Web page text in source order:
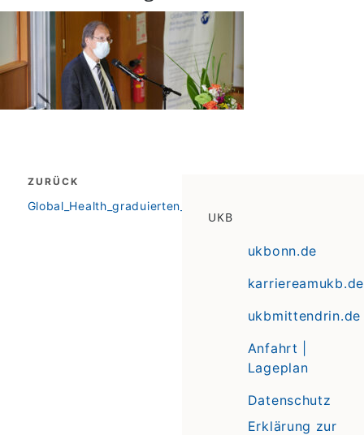
Beitragsnavigation
ZURÜCK
zurück
Global_Health_graduierten_2020_news
UKB
ukbonn.de
karriereamukb.de
ukbmittendrin.de
Anfahrt |
Lageplan
Datenschutz
Erklärung zur